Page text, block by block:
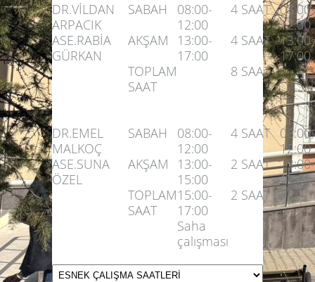
DR.VİLDAN
ARPACIK
ASE.RABİA
GÜRKAN
SABAH
08:00-
12:00
4 SAAT 08:00-
12:00
AKŞAM
13:00-
17:00
4 SAAT 13:00-
17:00
TOPLAM
SAAT
8 SAAT
DR.EMEL
MALKOÇ
ASE.SUNA
ÖZEL
SABAH
08:00-
12:00
4 SAAT
08:00-
12:00
AKŞAM
13:00-
15:00
2 SAAT 13:00-
17:00
TOPLAM
SAAT
15:00-
17:00
Saha
çalışması
2 SAAT